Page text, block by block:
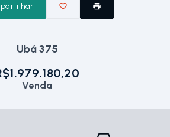
Ubá 375
Venda